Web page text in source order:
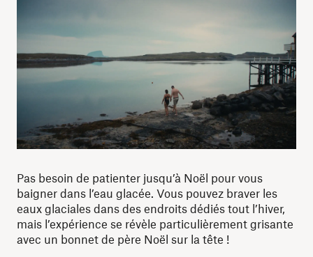
Pas besoin de patienter jusqu’à Noël pour vous
baigner dans l’eau glacée. Vous pouvez braver les
eaux glaciales dans des endroits dédiés tout l’hiver,
mais l’expérience se révèle particulièrement grisante
avec un bonnet de père Noël sur la tête !